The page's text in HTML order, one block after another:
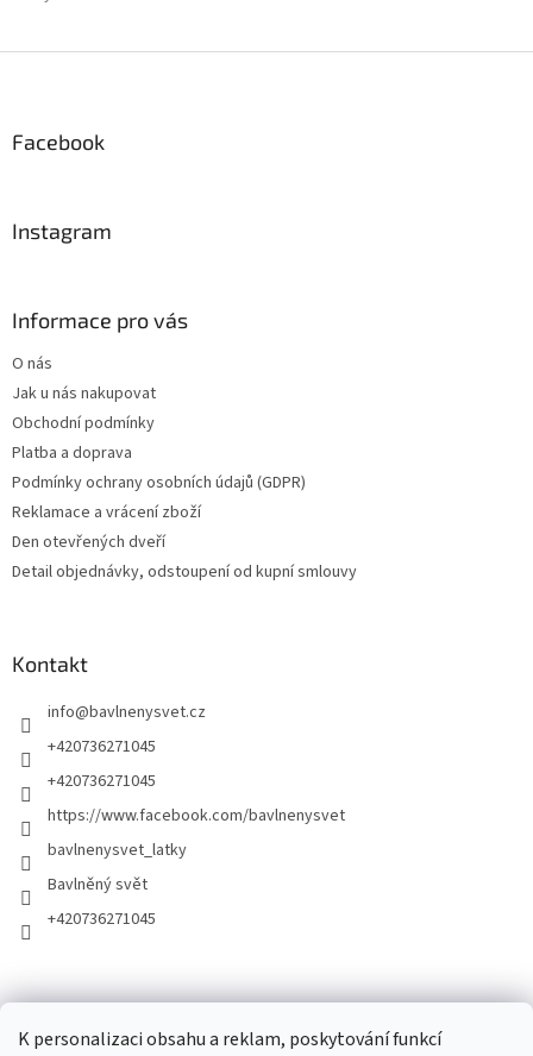
K personalizaci obsahu a reklam, poskytování funkcí
Facebook
Instagram
Informace pro vás
O nás
Jak u nás nakupovat
Obchodní podmínky
Platba a doprava
Podmínky ochrany osobních údajů (GDPR)
Reklamace a vrácení zboží
Den otevřených dveří
Detail objednávky, odstoupení od kupní smlouvy
Kontakt
info@bavlnenysvet.cz
+420736271045
+420736271045
https://www.facebook.com/bavlnenysvet
bavlnenysvet_latky
Bavlněný svět
+420736271045